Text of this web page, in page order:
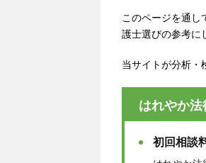
このページを通し
護士選びの参考に
当サイトが分析・
はれやか
初回相談